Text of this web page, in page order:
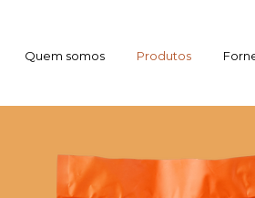
Quem somos Produtos